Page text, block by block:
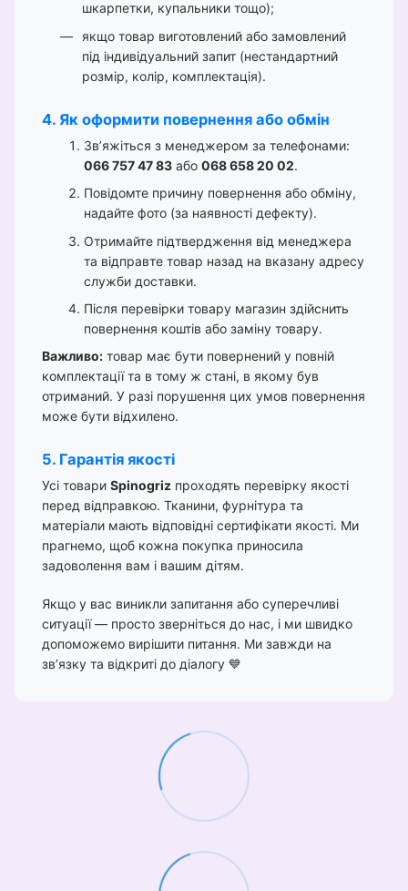
шкарпетки, купальники тощо);
якщо товар виготовлений або замовлений
під індивідуальний запит (нестандартний
розмір, колір, комплектація).
4. Як оформити повернення або обмін
Зв’яжіться з менеджером за телефонами:
066 757 47 83 або 068 658 20 02.
Повідомте причину повернення або обміну,
надайте фото (за наявності дефекту).
Отримайте підтвердження від менеджера
та відправте товар назад на вказану адресу
служби доставки.
Після перевірки товару магазин здійснить
повернення коштів або заміну товару.
Важливо: товар має бути повернений у повній
комплектації та в тому ж стані, в якому був
отриманий. У разі порушення цих умов повернення
може бути відхилено.
5. Гарантія якості
Усі товари Spinogriz проходять перевірку якості
перед відправкою. Тканини, фурнітура та
матеріали мають відповідні сертифікати якості. Ми
прагнемо, щоб кожна покупка приносила
задоволення вам і вашим дітям.
Якщо у вас виникли запитання або суперечливі
ситуації — просто зверніться до нас, і ми швидко
допоможемо вирішити питання. Ми завжди на
зв’язку та відкриті до діалогу 💙